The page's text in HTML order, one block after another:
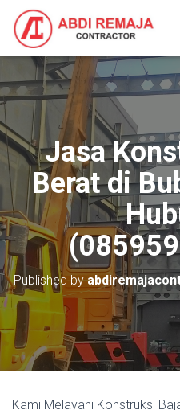
Jasa
Berat di
Published by
Kami Melayani Konstruksi